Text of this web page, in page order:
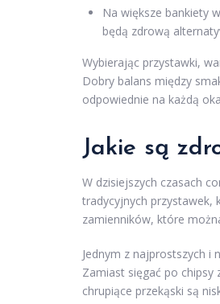
Na większe bankiety
będą zdrową
Wybierając przystawki,
Dobry balans między
odpowiednie na każdą
Jakie są
W dzisiejszych czasach
tradycyjnych przystawek,
zamienników, które
Jednym z najprostszych i
Zamiast sięgać po
chrupiące przekąski są